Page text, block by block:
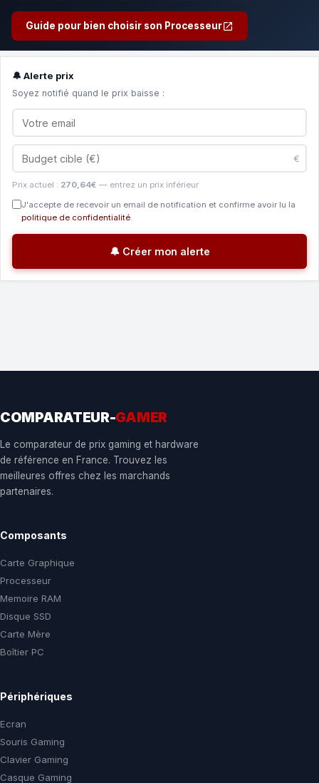
Guide pour bien choisir son Processeur
🔔 Alerte prix
Soyez notifié quand le prix baisse :
€
Prix actuel : 270,64€ — entrez un prix inférieur
J'accepte de recevoir un email de notification et confirme avoir lu la
politique de confidentialité.
🔔 Créer mon alerte
COMPARATEUR-GAMER
Le comparateur de prix gaming et hardware
de référence en France. Trouvez les
meilleures offres chez les marchands
partenaires.
Composants
Carte Graphique
Processeur
Memoire RAM
Disque SSD
Carte Mère
Boîtier PC
Périphériques
Ecran
Souris Gaming
Clavier Gaming
Casque Gaming